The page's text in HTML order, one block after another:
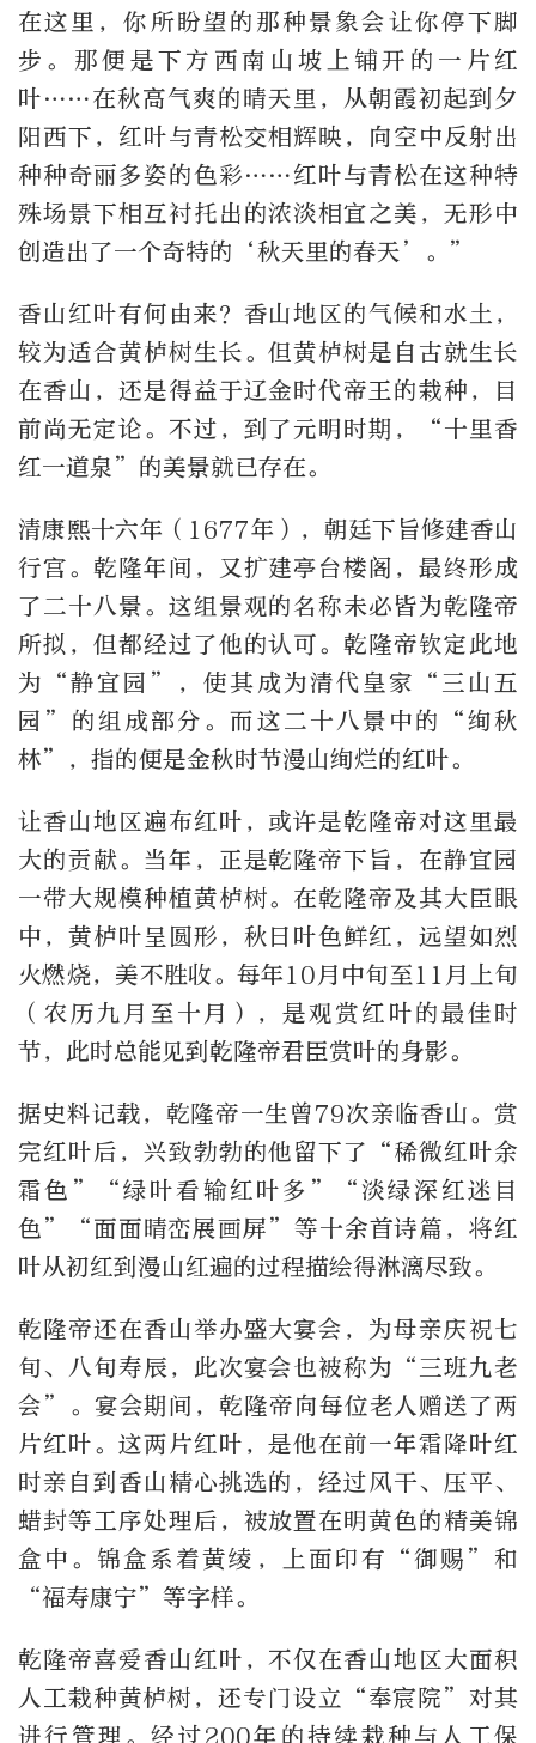
在这里，你所盼望的那种景象会让你停下脚
步。那便是下方西南山坡上铺开的一片红
叶……在秋高气爽的晴天里，从朝霞初起到夕
阳西下，红叶与青松交相辉映，向空中反射出
种种奇丽多姿的色彩……红叶与青松在这种特
殊场景下相互衬托出的浓淡相宜之美，无形中
创造出了一个奇特的‘秋天里的春天’。”
香山红叶有何由来？香山地区的气候和水土，
较为适合黄栌树生长。但黄栌树是自古就生长
在香山，还是得益于辽金时代帝王的栽种，目
前尚无定论。不过，到了元明时期，“十里香
红一道泉”的美景就已存在。
清康熙十六年（1677年），朝廷下旨修建香山
行宫。乾隆年间，又扩建亭台楼阁，最终形成
了二十八景。这组景观的名称未必皆为乾隆帝
所拟，但都经过了他的认可。乾隆帝钦定此地
为“静宜园”，使其成为清代皇家“三山五
园”的组成部分。而这二十八景中的“绚秋
林”，指的便是金秋时节漫山绚烂的红叶。
让香山地区遍布红叶，或许是乾隆帝对这里最
大的贡献。当年，正是乾隆帝下旨，在静宜园
一带大规模种植黄栌树。在乾隆帝及其大臣眼
中，黄栌叶呈圆形，秋日叶色鲜红，远望如烈
火燃烧，美不胜收。每年10月中旬至11月上旬
（农历九月至十月），是观赏红叶的最佳时
节，此时总能见到乾隆帝君臣赏叶的身影。
据史料记载，乾隆帝一生曾79次亲临香山。赏
完红叶后，兴致勃勃的他留下了“稀微红叶余
霜色”“绿叶看输红叶多”“淡绿深红迷目
色”“面面晴峦展画屏”等十余首诗篇，将红
叶从初红到漫山红遍的过程描绘得淋漓尽致。
乾隆帝还在香山举办盛大宴会，为母亲庆祝七
旬、八旬寿辰，此次宴会也被称为“三班九老
会”。宴会期间，乾隆帝向每位老人赠送了两
片红叶。这两片红叶，是他在前一年霜降叶红
时亲自到香山精心挑选的，经过风干、压平、
蜡封等工序处理后，被放置在明黄色的精美锦
盒中。锦盒系着黄绫，上面印有“御赐”和
“福寿康宁”等字样。
乾隆帝喜爱香山红叶，不仅在香山地区大面积
人工栽种黄栌树，还专门设立“奉宸院”对其
进行管理。经过200年的持续栽种与人工保